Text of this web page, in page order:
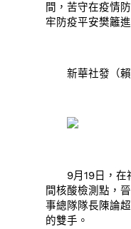
間，苦守在疫情
牢防疫平安樊籬
新華社發（賴
9月19日，在
間核酸檢測點，
事總隊隊長陳論
的雙手。